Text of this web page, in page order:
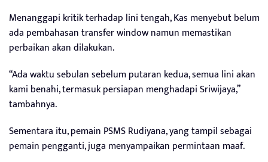
Menanggapi kritik terhadap lini tengah, Kas menyebut belum
ada pembahasan transfer window namun memastikan
perbaikan akan dilakukan.
“Ada waktu sebulan sebelum putaran kedua, semua lini akan
kami benahi, termasuk persiapan menghadapi Sriwijaya,”
tambahnya.
Sementara itu, pemain PSMS Rudiyana, yang tampil sebagai
pemain pengganti, juga menyampaikan permintaan maaf.